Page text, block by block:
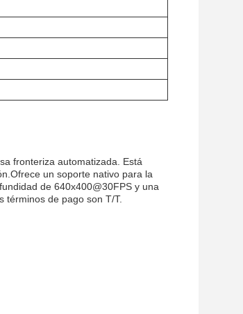
fronteriza automatizada. Está
un soporte nativo para la
de 640x400@30FPS y una
términos de pago son T/T.